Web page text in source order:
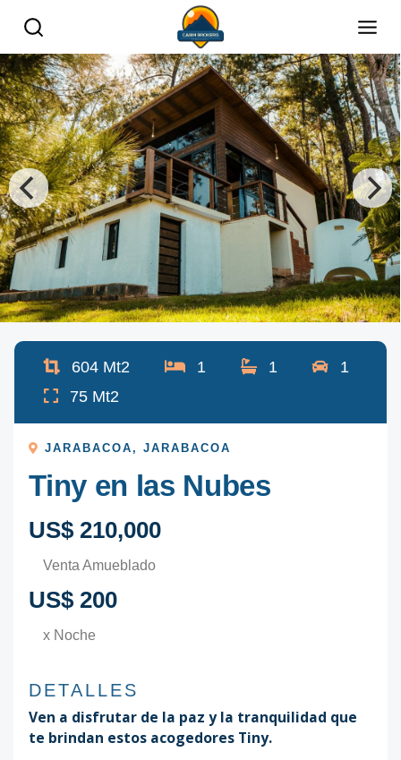
604 Mt2 1 1
1
75 Mt2
JARABACOA ,JARABACOA
Tiny en las Nubes
US$ 210,000
Venta Amueblado
US$ 200
x Noche
DETALLES
Ven a disfrutar de la paz y la tranquilidad que
te brindan estos acogedores Tiny.